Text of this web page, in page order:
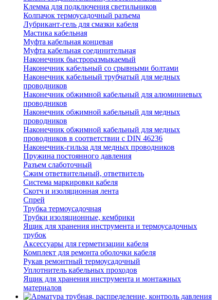
Клемма для подключения светильников
Колпачок термоусадочный разъема
Лубрикант-гель для смазки кабеля
Мастика кабельная
Муфта кабельная концевая
Муфта кабельная соединительная
Наконечник быстроразмыкаемый
Наконечник кабельный со срывными болтами
Наконечник кабельный трубчатый для медных
проводников
Наконечник обжимной кабельный для алюминиевых
проводников
Наконечник обжимной кабельный для медных
проводников
Наконечник обжимной кабельный для медных
проводников в соответствии с DIN 46236
Наконечник-гильза для медных проводников
Пружина постоянного давления
Разъем слаботочный
Сжим ответвительный, ответвитель
Система маркировки кабеля
Скотч и изоляционная лента
Спрей
Трубка термоусадочная
Трубки изоляционные, кембрики
Ящик для хранения инструмента и термоусадочных
трубок
Аксессуары для герметизации кабеля
Комплект для ремонта оболочки кабеля
Рукав ремонтный термоусадочный
Уплотнитель кабельных проходов
Ящик для хранения инструмента и монтажных
материалов